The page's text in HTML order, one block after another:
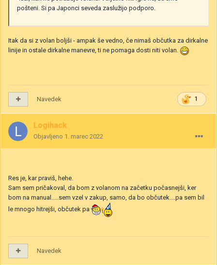
pošteni. Si pa Japonci seveda zaslužijo podporo.
Itak da si z volan boljši - ampak še vedno, če nimaš občutka za dirkalne
linije in ostale dirkalne manevre, ti ne pomaga dosti niti volan.
1
Navedek
Logihack
Objavljeno 1. marec 2022
Res je, kar praviš, hehe.
Sam sem pričakoval, da bom z volanom na začetku počasnejši, ker
bom na manual.....sem vzel v zakup, samo, da bo občutek....pa sem bil
le mnogo hitrejši, občutek pa
Navedek